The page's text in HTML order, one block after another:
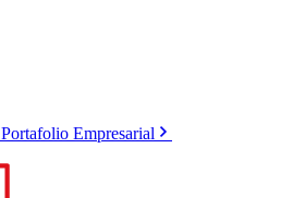
Portafolio Empresarial